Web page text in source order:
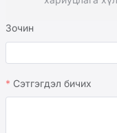
Зочин
Сэтгэгдэл бичих